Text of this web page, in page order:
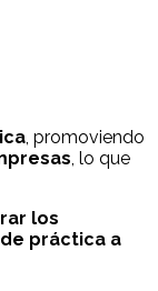
, promoviendo
, lo que
los
práctica a